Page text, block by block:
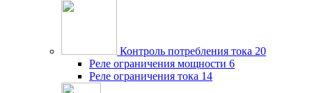
Контроль потребления тока 20
Реле ограничения мощности 6
Реле ограничения тока 14